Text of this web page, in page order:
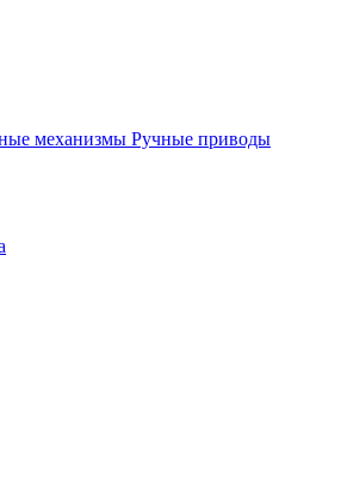
механизмы Ручные приводы